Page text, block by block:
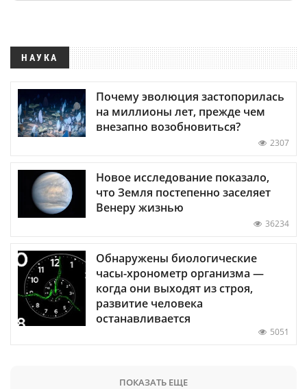
НАУКА
Почему эволюция застопорилась
на миллионы лет, прежде чем
внезапно возобновиться?
2307
Новое исследование показало,
что Земля постепенно заселяет
Венеру жизнью
36234
Обнаружены биологические
часы-хронометр организма —
когда они выходят из строя,
развитие человека
останавливается
5051
ПОКАЗАТЬ ЕЩЕ